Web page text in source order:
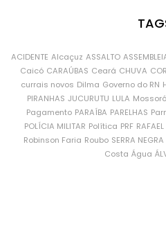
ACIDENTE Alcaçuz ASSALTO
Caicó CARAÚBAS Ceará CHUVA
currais novos Dilma Governo do RN
PIRANHAS JUCURUTU LULA Mossoró
Pagamento PARAÍBA PARELHAS
POLÍCIA MILITAR Política PRF
Robinson Faria Roubo SERRA
Costa Água